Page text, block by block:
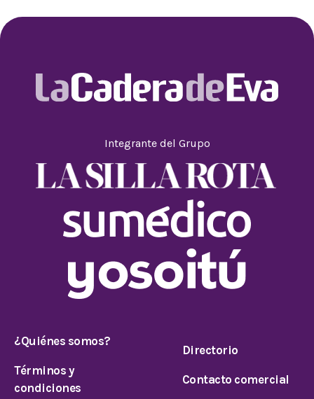
Integrante del Grupo
¿Quiénes somos?
Términos y
condiciones
Directorio
Contacto comercial